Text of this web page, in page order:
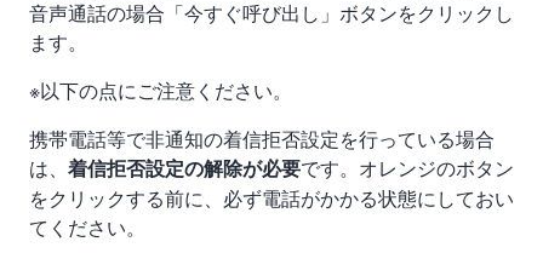
音声通話の場合「今すぐ呼び出し」ボタンをクリックし
ます。
※以下の点にご注意ください。
携帯電話等で非通知の着信拒否設定を行っている場合
は、 着信拒否設定の解除が必要です。オレンジのボタン
をクリックする前に、必ず電話がかかる状態にしておい
てください。